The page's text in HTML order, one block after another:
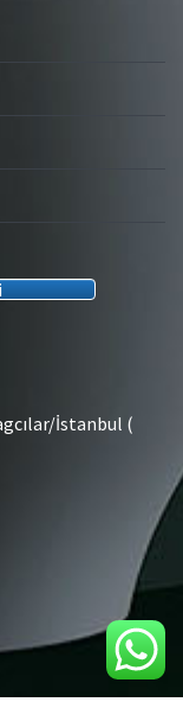
İstanbul (